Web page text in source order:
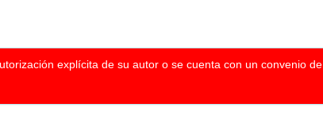
explícita de su autor o se cuenta con un convenio de